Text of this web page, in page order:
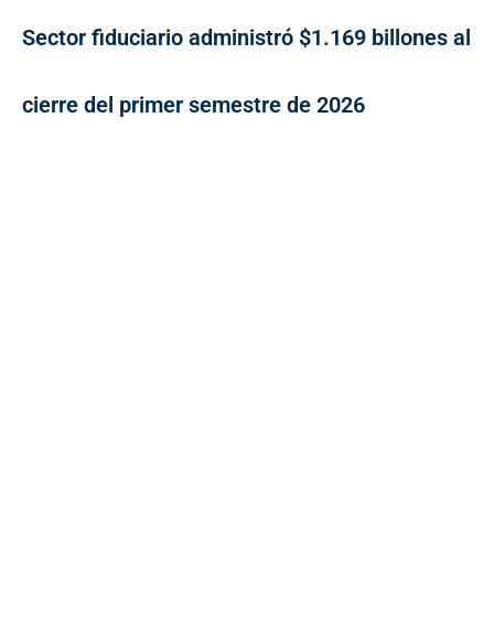
Sector fiduciario administró $1.169 billones al
cierre del primer semestre de 2026